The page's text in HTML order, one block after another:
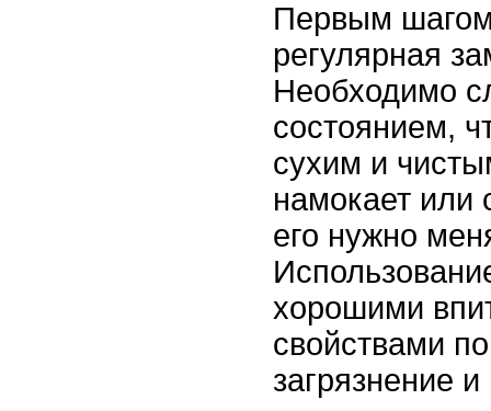
Первым
регулярная
Необходимо
состоянием,
сухим и
намокает или
его нужно
хорошими
свойствами
загрязнение